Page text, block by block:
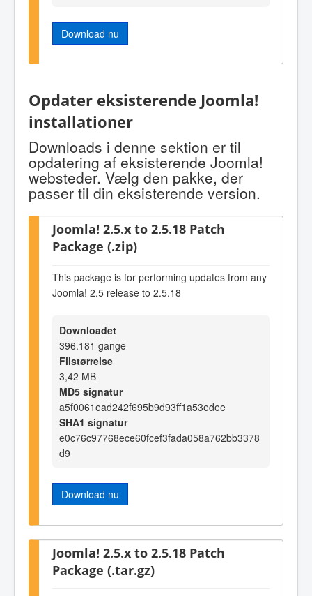
Download nu
Opdater eksisterende Joomla!
installationer
Downloads i denne sektion er til
opdatering af eksisterende Joomla!
websteder. Vælg den pakke, der
passer til din eksisterende version.
Joomla! 2.5.x to 2.5.18 Patch
Package (.zip)
This package is for performing updates from any
Joomla! 2.5 release to 2.5.18
Downloadet
396.181 gange
Filstørrelse
3,42 MB
MD5 signatur
a5f0061ead242f695b9d93ff1a53edee
SHA1 signatur
e0c76c97768ece60fcef3fada058a762bb3378
d9
Download nu
Joomla! 2.5.x to 2.5.18 Patch
Package (.tar.gz)